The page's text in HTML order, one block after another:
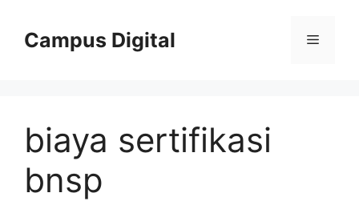
Campus Digital Menu
biaya sertifikasi
bnsp